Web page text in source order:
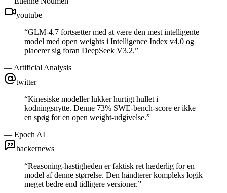
youtube
“GLM-4.7 fortsætter med at være den mest intelligente
model med open weights i Intelligence Index v4.0 og
placerer sig foran DeepSeek V3.2.”
— Artificial Analysis
twitter
“Kinesiske modeller lukker hurtigt hullet i
kodningsnytte. Denne 73% SWE-bench-score er ikke
en spøg for en open weight-udgivelse.”
— Epoch AI
hackernews
“Reasoning-hastigheden er faktisk ret hæderlig for en
model af denne størrelse. Den håndterer kompleks logik
meget bedre end tidligere versioner.”